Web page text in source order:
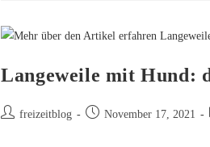
Kinder
Langeweile mit Hund:
Beitrags-
freizeitblog
BeitragNovember 17, 2021